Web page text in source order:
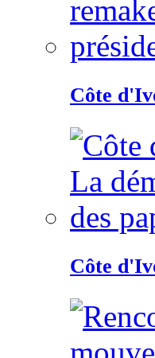
Côte
Côte